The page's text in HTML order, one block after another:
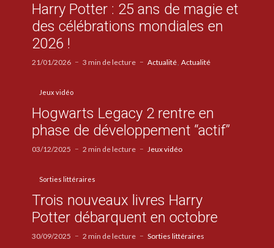
Harry Potter : 25 ans de magie et
des célébrations mondiales en
2026 !
21/01/2026 3 min de lecture Actualité Actualité
Jeux vidéo
Hogwarts Legacy 2 rentre en
phase de développement “actif”
03/12/2025 2 min de lecture Jeux vidéo
Sorties littéraires
Trois nouveaux livres Harry
Potter débarquent en octobre
30/09/2025 2 min de lecture Sorties littéraires